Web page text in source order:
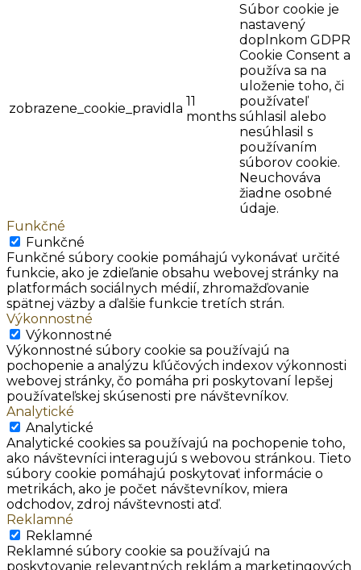
zobrazene_cookie_pravidla 11
months
Súbor cookie je
nastavený
doplnkom GDPR
Cookie Consent a
používa sa na
uloženie toho, či
používateľ
súhlasil alebo
nesúhlasil s
používaním
súborov cookie.
Neuchováva
žiadne osobné
údaje.
Funkčné
Funkčné
Funkčné súbory cookie pomáhajú vykonávať určité
funkcie, ako je zdieľanie obsahu webovej stránky na
platformách sociálnych médií, zhromažďovanie
spätnej väzby a ďalšie funkcie tretích strán.
Výkonnostné
Výkonnostné
Výkonnostné súbory cookie sa používajú na
pochopenie a analýzu kľúčových indexov výkonnosti
webovej stránky, čo pomáha pri poskytovaní lepšej
používateľskej skúsenosti pre návštevníkov.
Analytické
Analytické
Analytické cookies sa používajú na pochopenie toho,
ako návštevníci interagujú s webovou stránkou. Tieto
súbory cookie pomáhajú poskytovať informácie o
metrikách, ako je počet návštevníkov, miera
odchodov, zdroj návštevnosti atď.
Reklamné
Reklamné
Reklamné súbory cookie sa používajú na
poskytovanie relevantných reklám a marketingových